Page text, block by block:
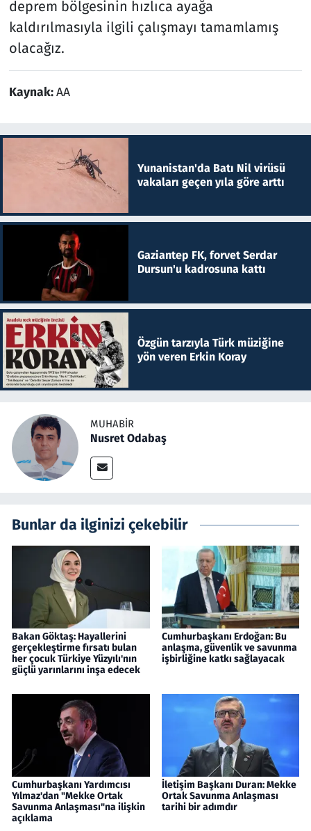
deprem bölgesinin hızlıca ayağa
kaldırılmasıyla ilgili çalışmayı tamamlamış
olacağız.
Kaynak:AA
Yunanistan'da Batı Nil virüsü
vakaları geçen yıla göre arttı
Gaziantep FK, forvet Serdar
Dursun'u kadrosuna kattı
Özgün tarzıyla Türk müziğine
yön veren Erkin Koray
MUHABIR
Nusret Odabaş
Bunlar da ilginizi çekebilir
Bakan Göktaş: Hayallerini
gerçekleştirme fırsatı bulan
her çocuk Türkiye Yüzyılı'nın
güçlü yarınlarını inşa edecek
Cumhurbaşkanı Erdoğan: Bu
anlaşma, güvenlik ve savunma
işbirliğine katkı sağlayacak
Cumhurbaşkanı Yardımcısı
Yılmaz'dan "Mekke Ortak
Savunma Anlaşması"na ilişkin
açıklama
İletişim Başkanı Duran: Mekke
Ortak Savunma Anlaşması
tarihi bir adımdır